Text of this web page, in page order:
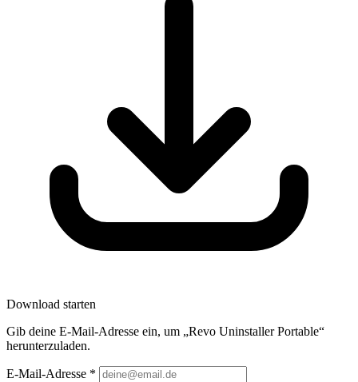
Download starten
Gib deine E-Mail-Adresse ein, um „Revo Uninstaller Portable“
herunterzuladen.
E-Mail-Adresse *